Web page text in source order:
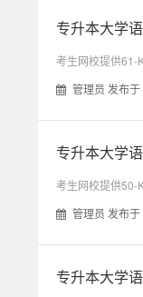
专升本大学
考生网校提供61-
管理员 发布
专升本大学
考生网校提供50-
管理员 发布
专升本大学